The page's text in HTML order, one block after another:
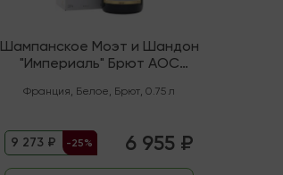
Шампанское Моэт и Шандон
"Империаль" Брют AOC
Франция, Белое, Брют,0.75 л
9 273 ₽ -25% 6 955 ₽